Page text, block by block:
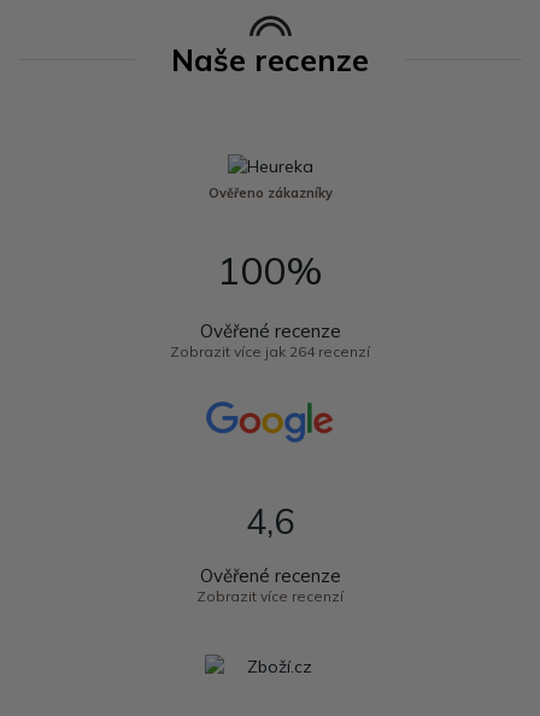
Naše recenze
Ověřeno zákazníky
100%
Ověřené recenze
Zobrazit více jak 264 recenzí
4,6
Ověřené recenze
Zobrazit více recenzí